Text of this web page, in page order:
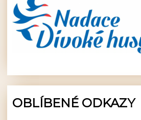
OBLÍBENÉ ODKAZY